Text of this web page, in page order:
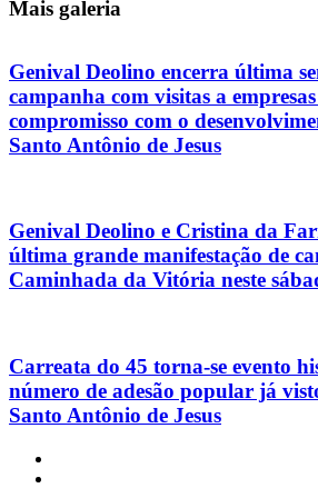
Mais galeria
Genival Deolino encerra última
campanha com visitas a
compromisso com o
Santo Antônio de Jesus
Genival Deolino e Cristina da
última grande manifestação de
Caminhada da Vitória neste
Carreata do 45 torna-se evento
número de adesão popular já
Santo Antônio de Jesus